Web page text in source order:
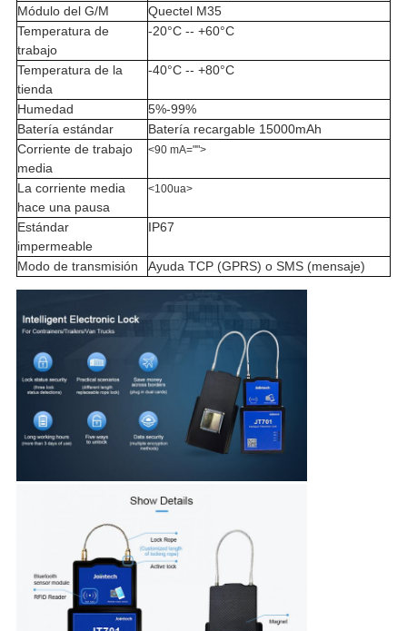
Módulo del G/M
Quectel M35
Temperatura de
trabajo
-20°C -- +60°C
Temperatura de la
tienda
-40°C -- +80°C
Humedad
5%-99%
Batería estándar
Batería recargable 15000mAh
Corriente de trabajo
media
<90 mA="">
La corriente media
hace una pausa
<100ua>
Estándar
impermeable
IP67
Modo de transmisión Ayuda TCP (GPRS) o SMS (mensaje)